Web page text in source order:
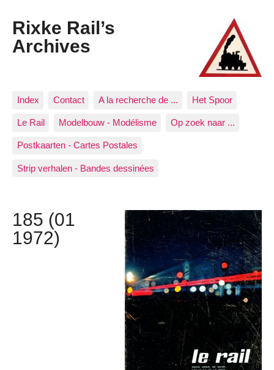
Rixke Rail’s
Archives
Index Contact A la recherche de ... Het Spoor
Le Rail Modelbouw - Modélisme Op zoek naar ...
Postkaarten - Cartes Postales
Strip verhalen - Bandes dessinées
185 (01
1972)